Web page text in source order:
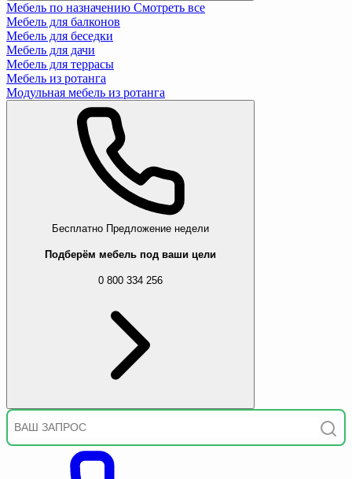
Мебель по назначению Смотреть все
Мебель для балконов
Мебель для беседки
Мебель для дачи
Мебель для террасы
Мебель из ротанга
Модульная мебель из ротанга
Бесплатно Предложение недели
Подберём мебель под ваши цели
0 800 334 256